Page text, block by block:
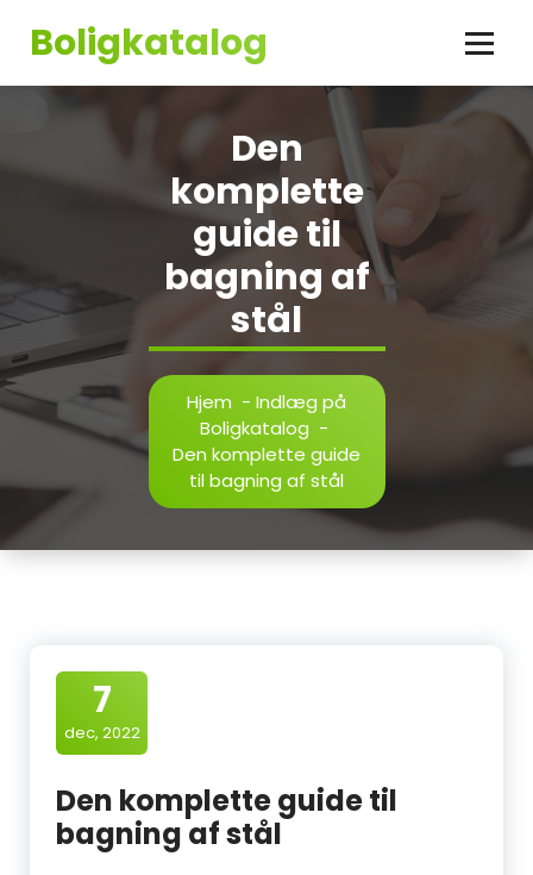
Boligkatalog
Den
komplette
guide til
bagning af
stål
Hjem - Indlæg på
Boligkatalog -
Den komplette guide
til bagning af stål
7
dec, 2022
Den komplette guide til
bagning af stål